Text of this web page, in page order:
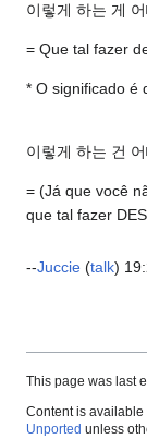
이렇게 하는 게
= Que tal fazer
* O significado é
이렇게 하는 건
= (Já que você
que tal fazer
--Juccie (talk)
This page was last
Content is available
Unported unless